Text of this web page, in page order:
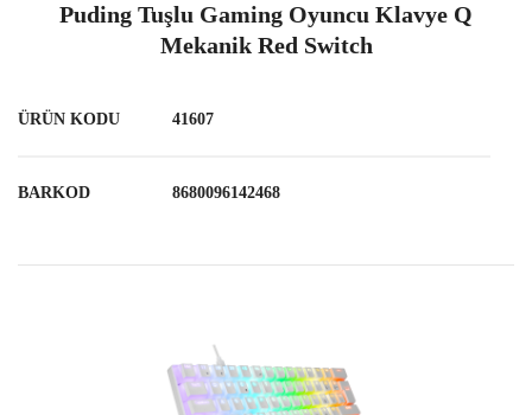
Puding Tuşlu Gaming Oyuncu Klavye Q
Mekanik Red Switch
ÜRÜN KODU 41607
BARKOD 8680096142468